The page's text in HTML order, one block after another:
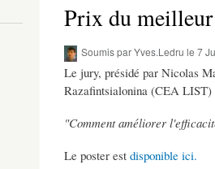
Prix du meilleur
Soumis parYves.Ledru le 7
Le jury, présidé par Nicolas
Razafintsialonina (CEA LIST)
"Comment améliorer
Le poster est disponible ici.